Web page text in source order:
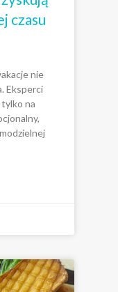
czasu
nie
Eksperci
na